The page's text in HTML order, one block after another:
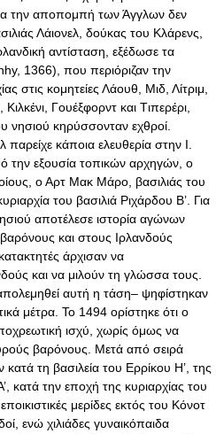
την αποπομπή των Άγγλων δεν
Λάιονελ, δούκας του Κλάρενς,
αντίσταση, εξέδωσε τα
1366), που περιόριζαν την
στις κομητείες Λάουθ, Mιδ, Λίτριμ,
Γουέξφορντ και Tιπερέρι,
νησιού κηρύσσονταν εχθροί.
παρείχε κάποια ελευθερία στην Ι.
την εξουσία τοπικών αρχηγών, ο
ο Αρτ Mακ Mάρο, βασιλιάς του
του βασιλιά Ριχάρδου Β’. Για
αποτέλεσε ιστορία αγώνων
και στους Ιρλανδούς
άρχισαν να
και να μιλούν τη γλώσσα τους.
αυτή η τάση– ψηφίστηκαν
μέτρα. Το 1494 ορίστηκε ότι ο
ισχύ, χωρίς όμως να
βαρόνους. Μετά από σειρά
τη βασιλεία του Ερρίκου Η’, της
κατά την εποχή της κυριαρχίας του
μερίδες εκτός του Κόνοτ
ενώ χιλιάδες γυναικόπαιδα